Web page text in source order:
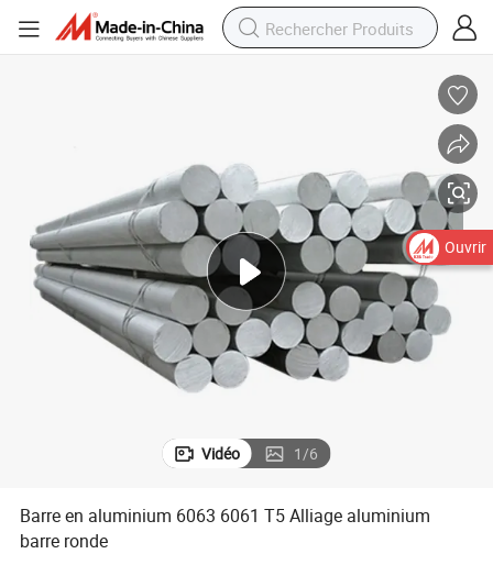
Vidéo 1/6
Barre en aluminium 6063 6061 T5 Alliage aluminium
barre ronde
Ouvrir